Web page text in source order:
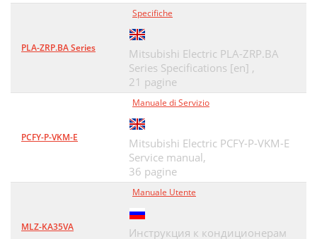
PLA-ZRP.BA Series
Specifiche
Mitsubishi Electric PLA-ZRP.BA
Series Specifications [en] ,
21 pagine
PCFY-P-VKM-E
Manuale di Servizio
Mitsubishi Electric PCFY-P-VKM-E
Service manual,
36 pagine
MLZ-KA35VA
Manuale Utente
Инструкция к кондиционерам